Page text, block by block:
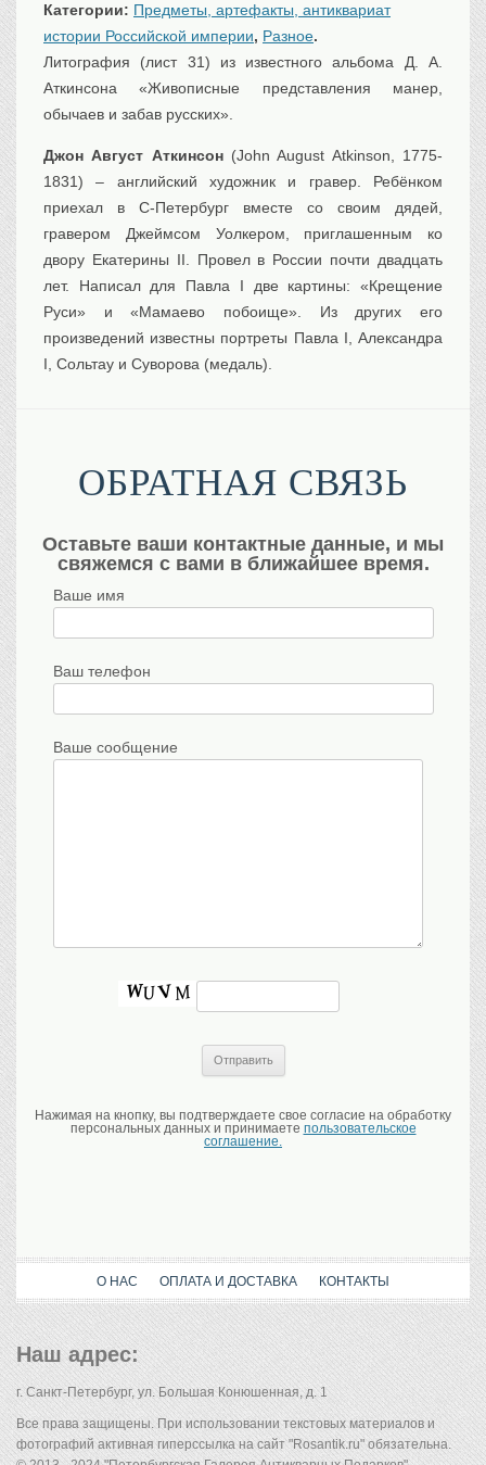
Транспорт
Флот, кораблестроение
Букинистика
Медицина
Оружие, военная атрибутика
Выставочные экспонаты XVI-XIXв.
Досуг
Разное
Категории: Предметы, артефакты, антиквариат
истории Российской империи, Разное.
Литогрaфия (лист 31) из известного альбома Д. А.
Аткинсона «Живописные представления манер,
обычаев и забав русских».
Джон Август Аткинсон(John August Atkinson, 1775-
1831) – английский художник и гравер. Ребёнком
приехал в С-Петербург вместе со своим дядей,
гравером Джеймсом Уолкером, приглашенным ко
двору Екатерины II. Провел в России почти двадцать
лет. Написал для Павла I две картины: «Крещение
Руси» и «Мамаево побоище». Из других его
произведений известны портреты Павла I, Александра
I, Сольтау и Суворова (медаль).
ОБРАТНАЯ СВЯЗЬ
Оставьте ваши контактные данные, и мы
свяжемся с вами в ближайшее время.
Ваше имя
Ваш телефон
Ваше сообщение
Нажимая на кнопку, вы подтверждаете свое согласие на обработку
персональных данных и принимаете пользовательское
соглашение.
О НАС ОПЛАТА И ДОСТАВКА КОНТАКТЫ
Наш адрес:
г. Санкт-Петербург, ул. Большая Конюшенная, д. 1
Все права защищены. При использовании текстовых материалов и
фотографий активная гиперссылка на сайт "Rosantik.ru" обязательна.